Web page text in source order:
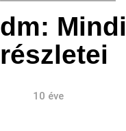
dm:
részletei
10 éve